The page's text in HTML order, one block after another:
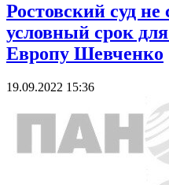
Ростовский суд не
условный срок
Европу Шевченко
19.09.2022 15:36